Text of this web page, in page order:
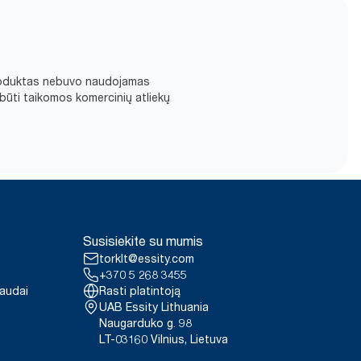
nebuvo naudojamas
taikomos komercinių atliekų
Susisiekite su mumis
torklt@essity.com
+370 5 268 3455
Rasti platintoją
UAB Essity Lithuania
Naugarduko g. 98
LT-03160 Vilnius, Lietuva